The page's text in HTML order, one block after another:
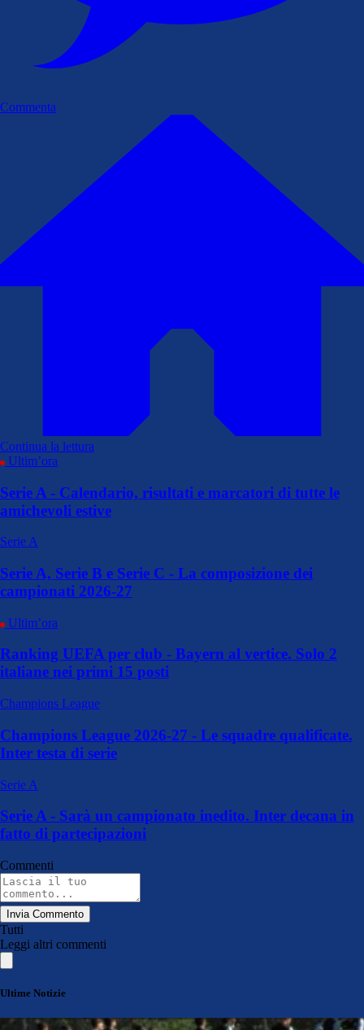
Commenta
Continua la lettura
Ultim’ora
Serie A - Calendario, risultati e marcatori di tutte le
amichevoli estive
Serie A
Serie A, Serie B e Serie C - La composizione dei
campionati 2026-27
Ultim’ora
Ranking UEFA per club - Bayern al vertice. Solo 2
italiane nei primi 15 posti
Champions League
Champions League 2026-27 - Le squadre qualificate.
Inter testa di serie
Serie A
Serie A - Sarà un campionato inedito. Inter decana in
fatto di partecipazioni
Commenti
Invia Commento
Tutti
Leggi altri commenti
Ultime Notizie